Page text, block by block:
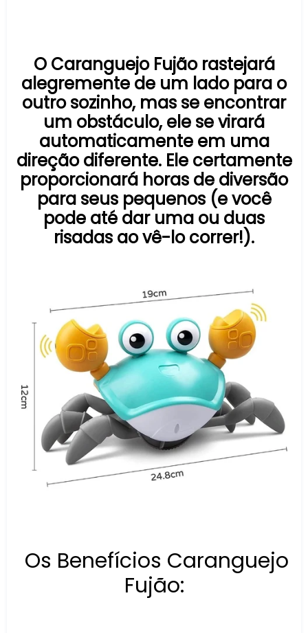
O Caranguejo Fujão rastejará
alegremente de um lado para o
outro sozinho, mas se encontrar
um obstáculo, ele se virará
automaticamente em uma
direção diferente. Ele certamente
proporcionará horas de diversão
para seus pequenos (e você
pode até dar uma ou duas
risadas ao vê-lo correr!).
Os Benefícios Caranguejo
Fujão: